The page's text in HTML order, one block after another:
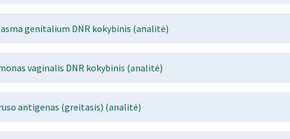
genitalium DNR kokybinis (analitė)
vaginalis DNR kokybinis (analitė)
antigenas (greitasis) (analitė)